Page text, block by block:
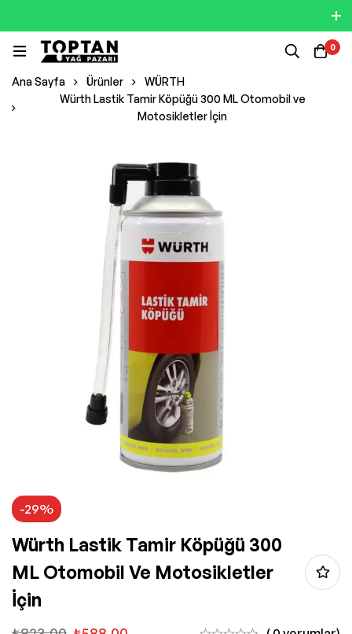
0
Ana Sayfa Ürünler
WÜRTH
Würth Lastik Tamir Köpüğü 300 ML Otomobil ve
Motosikletler İçin
-29%
Würth Lastik Tamir Köpüğü 300
ML Otomobil Ve Motosikletler
İçin